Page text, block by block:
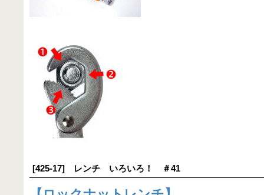
[425-17] レンチ いろいろ！ ＃41